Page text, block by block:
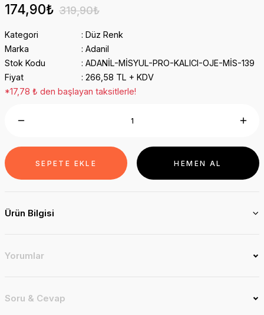
174,90₺ 319,90₺
Kategori
Düz Renk
Marka
Adanil
Stok Kodu
ADANİL-MİSYUL-PRO-KALICI-OJE-MİS-139
Fiyat
266,58 TL + KDV
*17,78 ₺ den başlayan taksitlerle!
SEPETE EKLE HEMEN AL
Ürün Bilgisi
Yorumlar
Soru & Cevap